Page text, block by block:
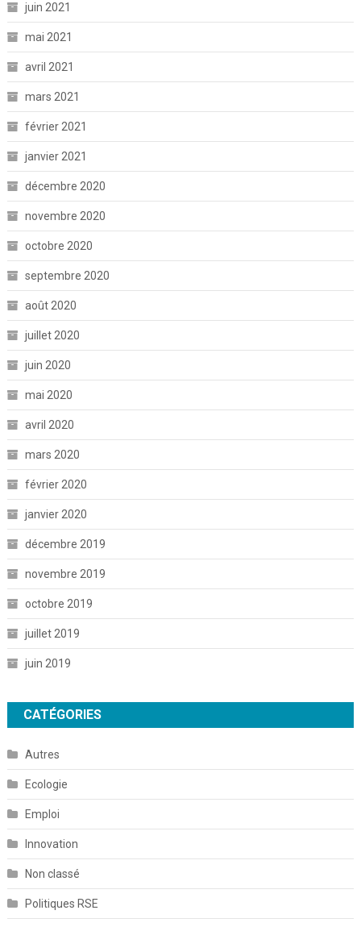
juin 2021
mai 2021
avril 2021
mars 2021
février 2021
janvier 2021
décembre 2020
novembre 2020
octobre 2020
septembre 2020
août 2020
juillet 2020
juin 2020
mai 2020
avril 2020
mars 2020
février 2020
janvier 2020
décembre 2019
novembre 2019
octobre 2019
juillet 2019
juin 2019
CATÉGORIES
Autres
Ecologie
Emploi
Innovation
Non classé
Politiques RSE